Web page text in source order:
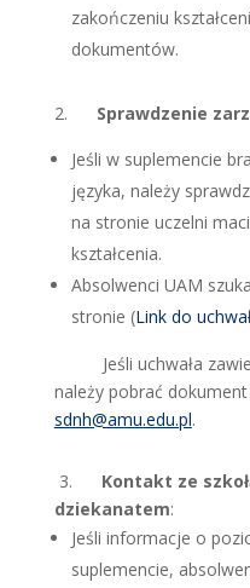
zakończeniu
dokumentów.
2. Sprawdzenie
Jeśli w suplemencie
języka, należy
na stronie uczelni
kształcenia.
Absolwenci UAM
stronie (Link do
Jeśli uchwała
należy pobrać
sdnh@amu.edu.pl.
3. Kontakt ze
dziekanatem:
Jeśli informacje o
suplemencie,